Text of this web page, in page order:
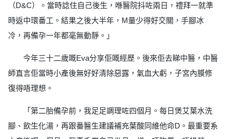
（D&C）。當時諗住自己後生，喺醫院抖咗兩日，禮拜一就準
時返中環番工。結果之後大半年，M量少得好交關，手腳冰
冷，再備孕一年都毫無動靜。」
今年三十二歲嘅Eva分享佢嘅經歷。後來佢去睇中醫，中醫
師直言佢當時小產後無好好清除惡露，氣血大虧，子宮內膜修
復得唔理想。
「第二胎備孕前，我足足調理咗四個月。每日煲艾葉水洗
腳、飲生化湯，再跟番醫生建議補充葉酸同維他命D。最重要系